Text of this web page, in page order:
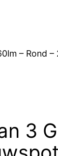
– Rond
3